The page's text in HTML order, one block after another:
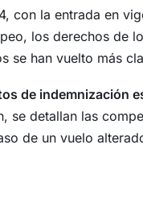
con la entrada en
los derechos de
se han vuelto más
de indemnización
se detallan las
de un vuelo